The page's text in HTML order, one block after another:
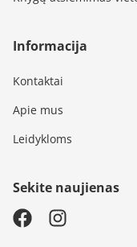
Informacija
Kontaktai
Apie mus
Leidykloms
Sekite naujienas